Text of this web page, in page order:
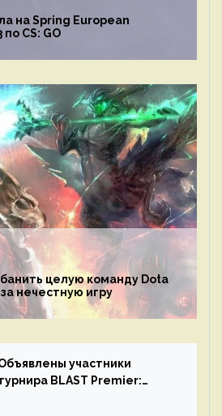
на Spring European
CS: GO
целую команду Dota
нечестную игру
участники
BLAST Premier: